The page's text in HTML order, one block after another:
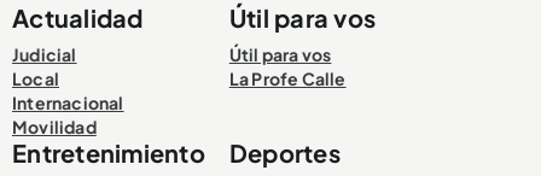
Compartir Noticia
Actualidad
Judicial
Local
Internacional
Movilidad
Útil para vos
Útil para vos
La Profe Calle
Entretenimiento Deportes